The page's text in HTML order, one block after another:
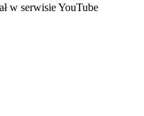
karcie
w serwisie YouTube